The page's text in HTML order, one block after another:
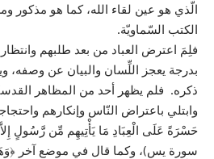
الّذي هو عين لقاء الله، كما هو مذكور
الكتب السّماويّة.
فلِمَ اعترض العباد من بعد طلبهم
بدرجة يعجز اللِّسان والبيان عن وصفه،
ذكره. فلم يظهر أحد من المظاهر
وابتلي باعتراض النّاس وإنكارهم
حَسْرَةً عَلَى الْعِبَادِ مَا يَأْتِيهِم مِّن رَّسُولٍ
سورة يس)، وكما قال في موضع آخر